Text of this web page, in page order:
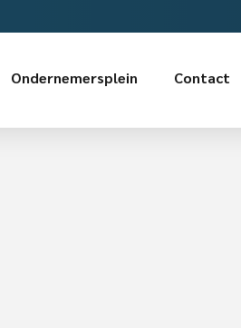
Ondernemersplein Contact